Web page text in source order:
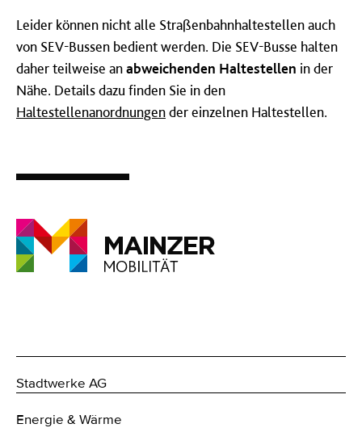
Leider können nicht alle Straßenbahnhaltestellen auch
von SEV-Bussen bedient werden. Die SEV-Busse halten
daher teilweise anabweichenden Haltestellen in der
Nähe. Details dazu finden Sie in den
Haltestellenanordnungender einzelnen Haltestellen.
Stadtwerke AG
Energie & Wärme